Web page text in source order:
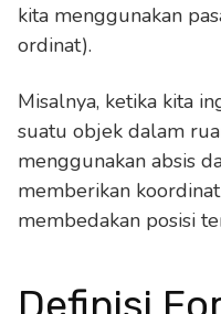
kita menggunakan
ordinat).
Misalnya, ketika kita
suatu objek dalam
menggunakan absis
memberikan
membedakan posisi